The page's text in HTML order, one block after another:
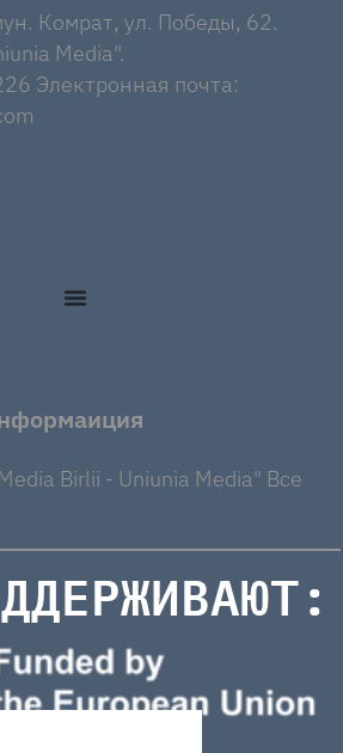
Комрат, ул. Победы, 62.
Media".
Электронная почта:
Birlii - Uniunia Media" Все